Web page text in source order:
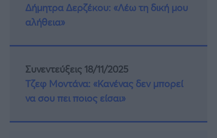
Δήμητρα Δερζέκου: «Λέω τη δική μου
αλήθεια»
Συνεντεύξεις 18/11/2025
Τζεφ Μοντάνα: «Κανένας δεν μπορεί
να σου πει ποιος είσαι»